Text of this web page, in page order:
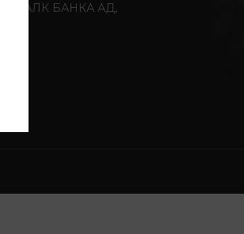
ХАЛК БАНКА АД,